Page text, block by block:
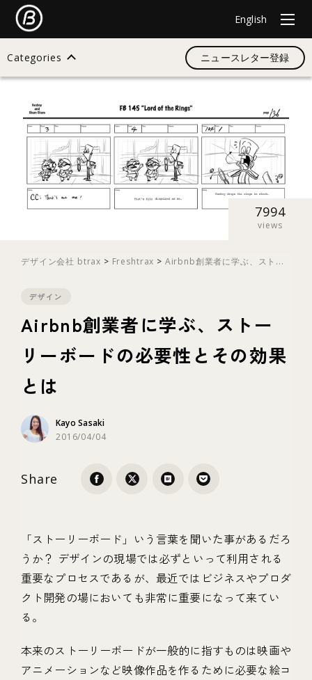
English
Categories
検索
すべて
デザイン
イノベーション
スタートアップ
テクノロジー
ニュースレター登録
7994
views
デザイン会社 btrax > Freshtrax > Airbnb創業者に学ぶ、スト...
デザイン
Airbnb創業者に学ぶ、ストー
リーボードの必要性とその効果
とは
Kayo Sasaki
2016/04/04
Share
「ストーリーボード」いう言葉を聞いた事があるだろ
うか？ デザインの現場では必ずといって利用される
重要なプロセスであるが、最近ではビジネスやプロダ
クト開発の場においても非常に重要になって来てい
る。
本来のストーリーボードが一般的に指すものは映画や
アニメーションなど映像作品を作るために必要な絵コ